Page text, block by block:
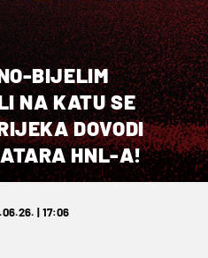
BIJELIM
NA KATU SE
DOVODI
HNL-A!
| 17:06